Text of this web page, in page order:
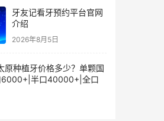
牙友记看牙预约平台官网
介绍
2026年8月5日
原种植牙价格多少？单颗国
半口40000+|全口